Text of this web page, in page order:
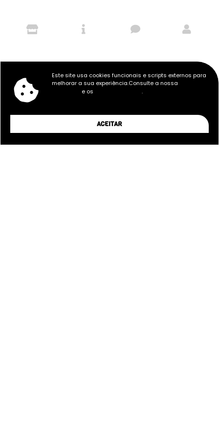
Este site usa cookies funcionais e scripts externos para
melhorar a sua experiência.Consulte a nossa
e os Termos e Condições.
ACEITAR